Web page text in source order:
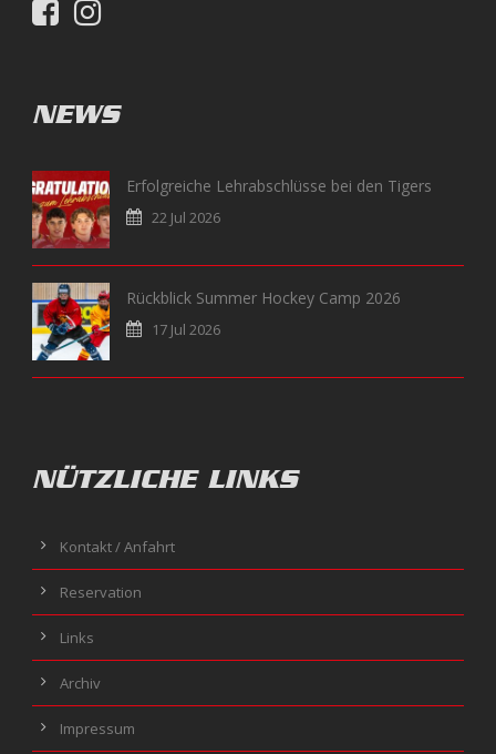
NEWS
Erfolgreiche Lehrabschlüsse bei den Tigers
22 Jul 2026
Rückblick Summer Hockey Camp 2026
17 Jul 2026
NÜTZLICHE LINKS
Kontakt / Anfahrt
Reservation
Links
Archiv
Impressum